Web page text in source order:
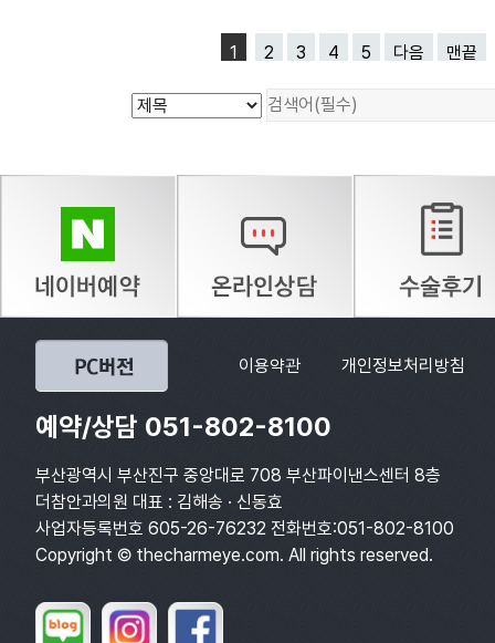
1 2 3 4 5 다음 맨끝
이용약관 개인정보처리방침
예약/상담 051-802-8100
부산광역시 부산진구 중앙대로 708 부산파이낸스센터 8층
더참안과의원 대표 : 김해송 · 신동효
사업자등록번호 605-26-76232 전화번호:051-802-8100
Copyright © thecharmeye.com. All rights reserved.